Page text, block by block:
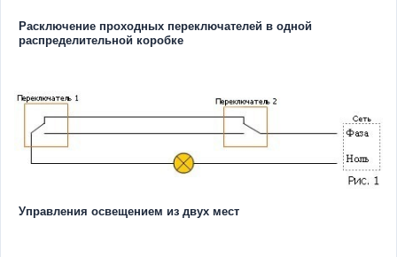
Расключение проходных переключателей в одной
распределительной коробке
Управления освещением из двух мест